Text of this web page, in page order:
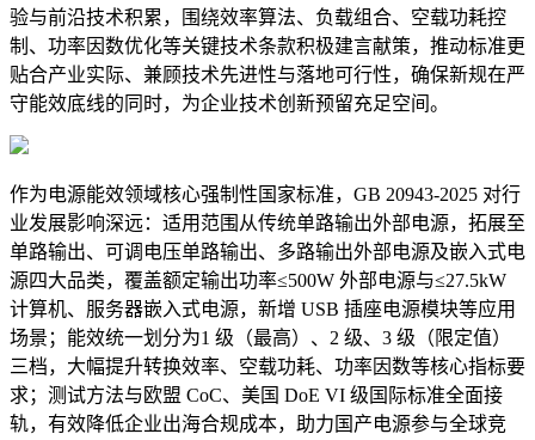
验与前沿技术积累，围绕效率算法、负载组合、 空载功耗控
制、功率因数优化等关键技术条款积极建言献策，推动标准更
贴合产业实际、兼顾技术先进性与落地可行性，确保新规在严
守能效底线的同时，为企业技术创新预留充足空间。
作为电源能效领域核心强制性国家标准，GB 20943-2025 对行
业发展影响深远：适用范围从传统单路输出外部电源，拓展至
单路输出、可调电压单路输出、多路输出外部电源及嵌入式电
源四大品类，覆盖额定输出功率≤500W 外部电源与≤27.5kW
计算机、服务器嵌入式电源，新增 USB 插座电源模块等应用
场景；能效统一划分为1 级（最高）、2 级、3 级（限定值）
三档，大幅提升转换效率、空载功耗、功率因数等核心指标要
求；测试方法与欧盟 CoC、美国 DoE VI 级国际标准全面接
轨，有效降低企业出海合规成本，助力国产电源参与全球竞